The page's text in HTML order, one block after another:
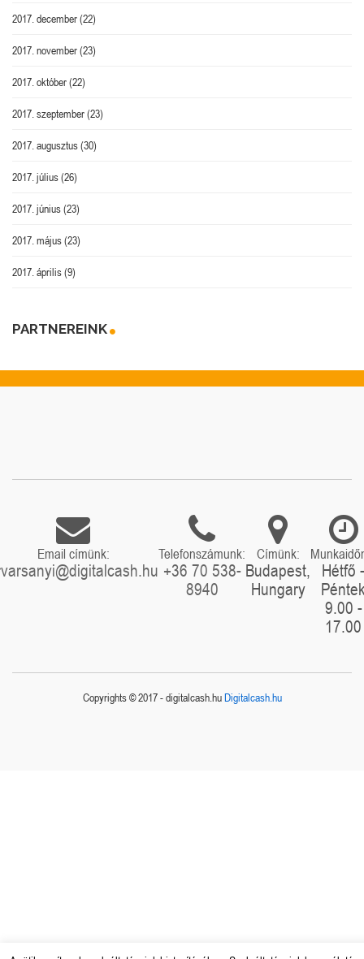
2017. december(22)
2017. november(23)
2017. október(22)
2017. szeptember(23)
2017. augusztus(30)
2017. július(26)
2017. június(23)
2017. május(23)
2017. április(9)
PARTNEREINK
Email címünk: Telefonszámunk:
+36 70 538-
8940
Címünk:
Budapest,
Hungary
Hétfő -
9.00 -
17.00
Copyrights © 2017 - digitalcash.huDigitalcash.hu